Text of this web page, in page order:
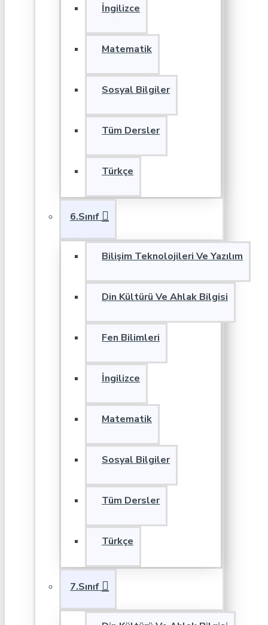
İngilizce
Matematik
Sosyal Bilgiler
Tüm Dersler
Türkçe
6.Sınıf
Bilişim Teknolojileri Ve Yazılım
Din Kültürü Ve Ahlak Bilgisi
Fen Bilimleri
İngilizce
Matematik
Sosyal Bilgiler
Tüm Dersler
Türkçe
7.Sınıf